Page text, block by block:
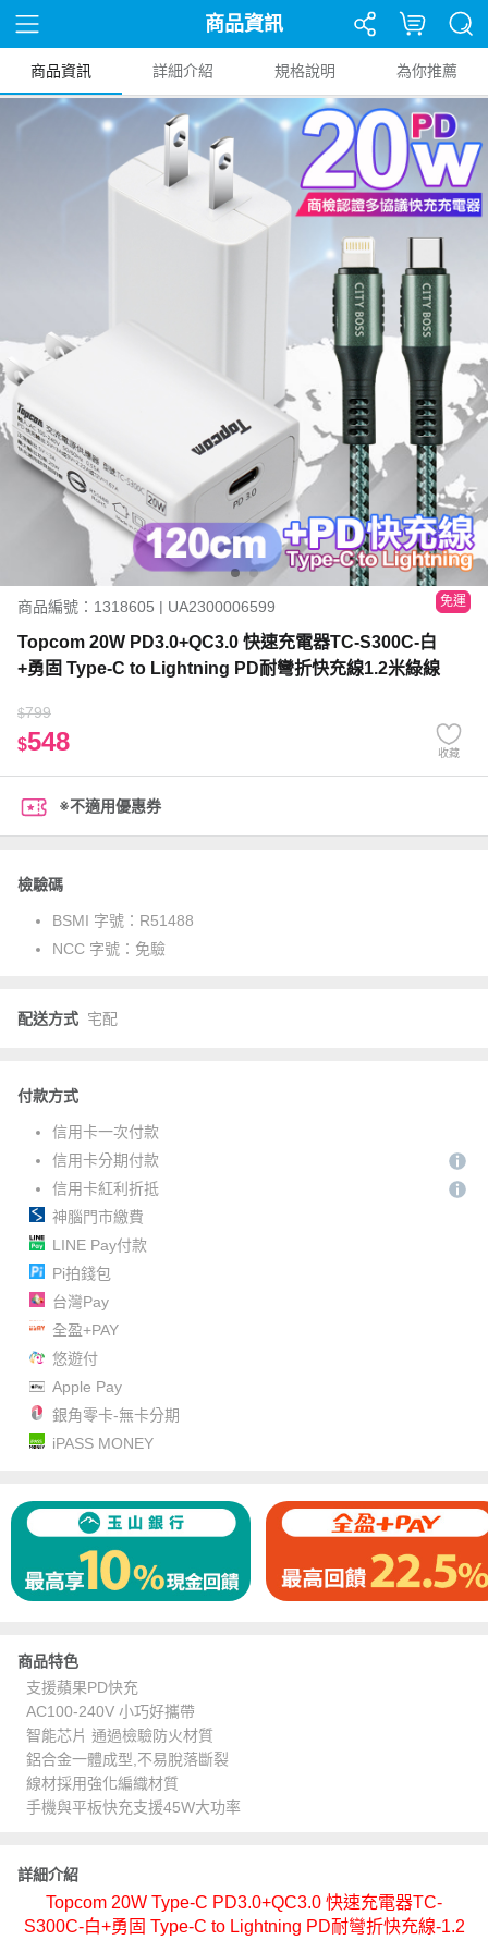
商品資訊
商品資訊 詳細介紹 規格說明 為你推薦
商品編號：1318605 | UA2300006599 免運
Topcom 20W PD3.0+QC3.0 快速充電器TC-S300C-白
+勇固 Type-C to Lightning PD耐彎折快充線1.2米綠線
$799
$548 收藏
※不適用優惠券
檢驗碼
BSMI 字號： R51488
NCC 字號： 免驗
配送方式 宅配
付款方式
信用卡一次付款
信用卡分期付款
信用卡紅利折抵
神腦門市繳費
LINE Pay付款
Pi拍錢包
台灣Pay
全盈+PAY
悠遊付
Apple Pay
銀角零卡-無卡分期
iPASS MONEY
商品特色
支援蘋果PD快充
AC100-240V 小巧好攜帶
智能芯片 通過檢驗防火材質
鋁合金一體成型,不易脫落斷裂
線材採用強化編織材質
手機與平板快充支援45W大功率
詳細介紹
Topcom 20W Type-C PD3.0+QC3.0 快速充電器TC-
S300C-白+勇固 Type-C to Lightning PD耐彎折快充線-1.2